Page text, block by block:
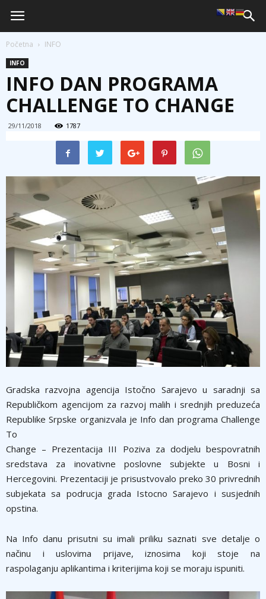
Početna INFO
INFO
INFO DAN PROGRAMA
CHALLENGE TO CHANGE
29/11/2018 1787
Gradska razvojna agencija Istočno Sarajevo u saradnji sa
Republičkom agencijom za razvoj malih i srednjih preduzeća
Republike Srpske organizvala je Info dan programa Challenge
To
Change – Prezentacija III Poziva za dodjelu bespovratnih
sredstava za inovativne poslovne subjekte u Bosni i
Hercegovini. Prezentaciji je prisustvovalo preko 30 privrednih
subjekata sa podrucja grada Istocno Sarajevo i susjednih
opstina.
Na Info danu prisutni su imali priliku saznati sve detalje o
načinu i uslovima prijave, iznosima koji stoje na
raspolaganju aplikantima i kriterijima koji se moraju ispuniti.